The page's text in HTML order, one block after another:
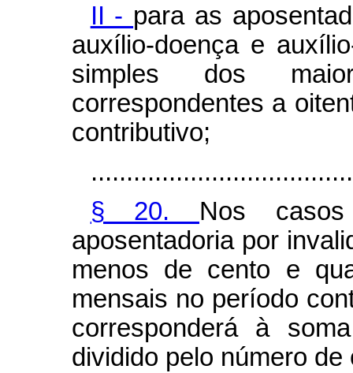
II - para as
auxílio-doença e
simples dos
correspondentes a
contributivo;
§ 20. Nos
aposentadoria por
menos de cento e
mensais no período
corresponderá à
dividido pelo número